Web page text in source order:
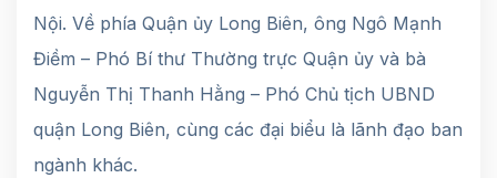
Nội. Về phía Quận ủy Long Biên, ông Ngô Mạnh
Điềm – Phó Bí thư Thường trực Quận ủy và bà
Nguyễn Thị Thanh Hằng – Phó Chủ tịch UBND
quận Long Biên, cùng các đại biểu là lãnh đạo ban
ngành khác.